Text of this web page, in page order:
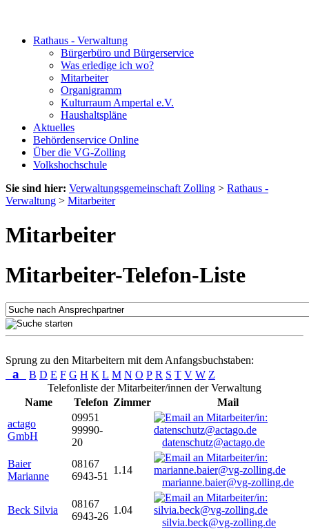
Rathaus - Verwaltung
Bürgerbüro und Bürgerservice
Was erledige ich wo?
Mitarbeiter
Organigramm
Kulturraum Ampertal e.V.
Haushaltspläne
Aktuelles
Behördenservice Online
Über die VG-Zolling
Volkshochschule
Sie sind hier: Verwaltungsgemeinschaft Zolling > Rathaus -
Verwaltung > Mitarbeiter
Mitarbeiter
Mitarbeiter-Telefon-Liste
Sprung zu den Mitarbeitern mit dem Anfangsbuchstaben:
a B D E F G H K L M N O P R S T V W Z
Telefonliste der Mitarbeiter/innen der Verwaltung
Name
Telefon Zimmer
Mail
actago
GmbH
09951
99990-
20
datenschutz@actago.de
Baier
Marianne
08167
6943-51
1.14
marianne.baier@vg-zolling.de
Beck Silvia
08167
6943-26
1.04
silvia.beck@vg-zolling.de